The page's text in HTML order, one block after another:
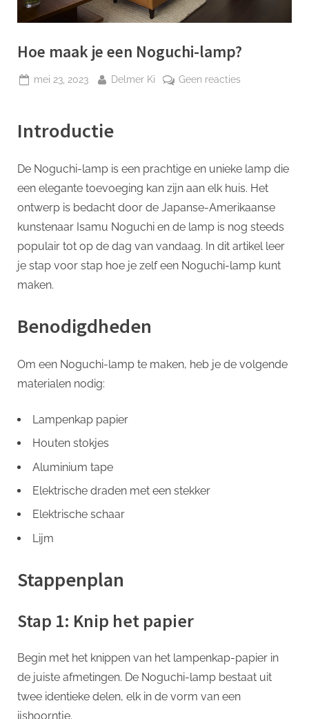
Hoe maak je een Noguchi-lamp?
Geplaatst
mei 23, 2023 Door
Delmer Ki Geen reactiesop
lamp?
Introductie
De Noguchi-lamp is een prachtige en unieke lamp die
een elegante toevoeging kan zijn aan elk huis. Het
ontwerp is bedacht door de Japanse-Amerikaanse
kunstenaar Isamu Noguchi en de lamp is nog steeds
populair tot op de dag van vandaag. In dit artikel leer
je stap voor stap hoe je zelf een Noguchi-lamp kunt
maken.
Benodigdheden
Om een Noguchi-lamp te maken, heb je de volgende
materialen nodig:
Lampenkap papier
Houten stokjes
Aluminium tape
Elektrische draden met een stekker
Elektrische schaar
Lijm
Stappenplan
Stap 1: Knip het papier
Begin met het knippen van het lampenkap-papier in
de juiste afmetingen. De Noguchi-lamp bestaat uit
twee identieke delen, elk in de vorm van een
ijshoorntje.